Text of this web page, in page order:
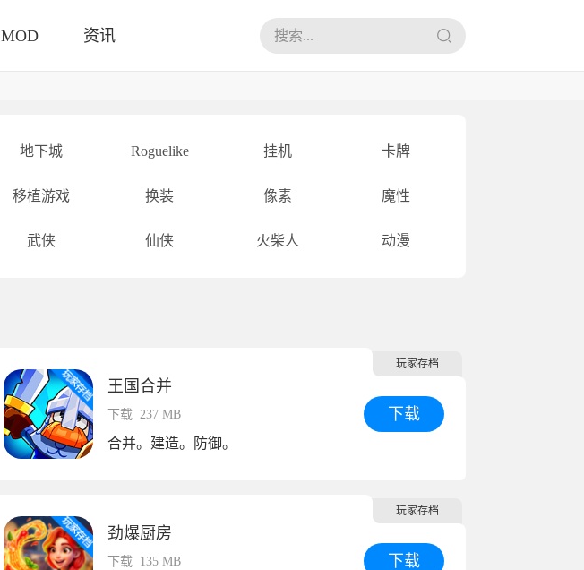
MOD 资讯
地下城 Roguelike 挂机 卡牌
移植游戏 换装 像素 魔性
武侠 仙侠 火柴人 动漫
王国合并
下载 237 MB
合并。建造。防御。
下载
玩家存档
劲爆厨房
下载 135 MB 下载
玩家存档